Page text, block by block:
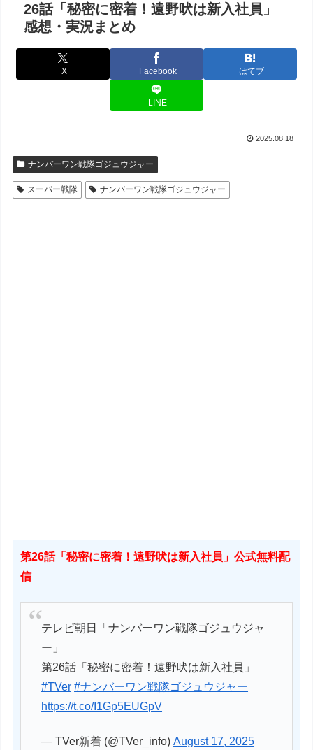
26話「秘密に密着！遠野吠は新入社員」
感想・実況まとめ
X Facebook はてブ
LINE
2025.08.18
ナンバーワン戦隊ゴジュウジャー
スーパー戦隊 ナンバーワン戦隊ゴジュウジャー
第26話「秘密に密着！遠野吠は新入社員」公式無料配
信
テレビ朝日「ナンバーワン戦隊ゴジュウジャ
ー」
第26話「秘密に密着！遠野吠は新入社員」
#TVer #ナンバーワン戦隊ゴジュウジャー
https://t.co/I1Gp5EUGpV
— TVer新着 (@TVer_info)August 17, 2025